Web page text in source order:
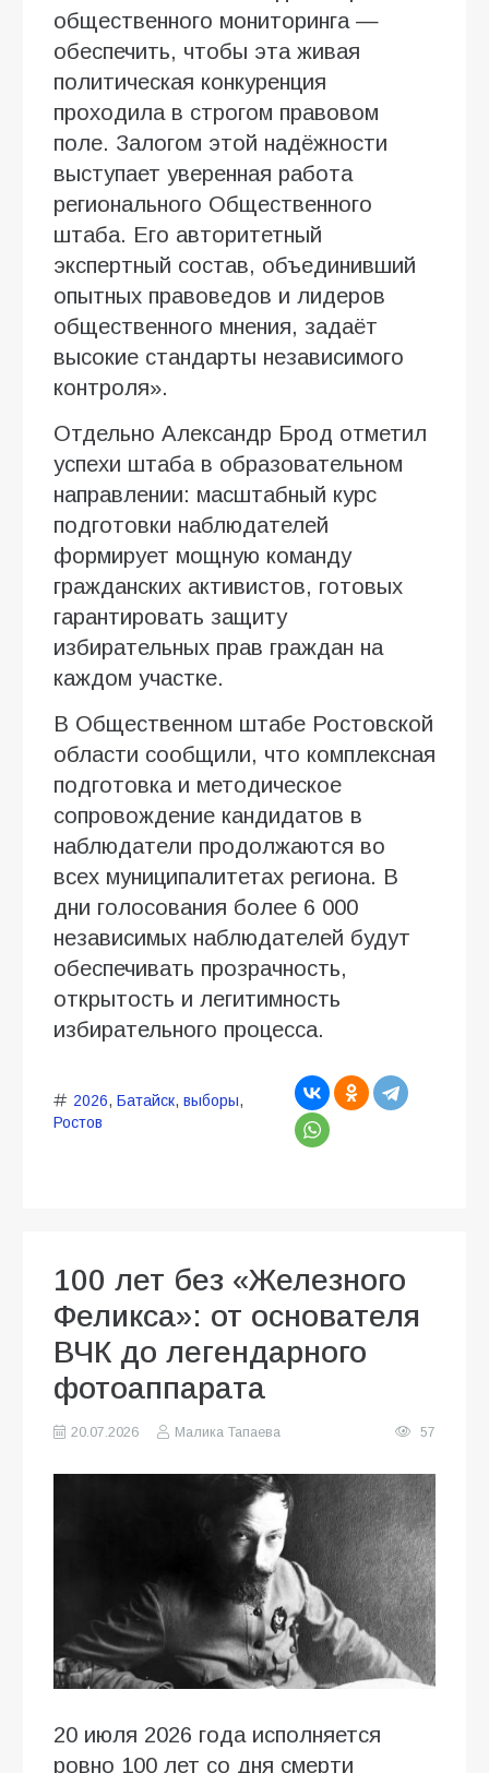
общественного мониторинга —
обеспечить, чтобы эта живая
политическая конкуренция
проходила в строгом правовом
поле. Залогом этой надёжности
выступает уверенная работа
регионального Общественного
штаба. Его авторитетный
экспертный состав, объединивший
опытных правоведов и лидеров
общественного мнения, задаёт
высокие стандарты независимого
контроля».
Отдельно Александр Брод отметил
успехи штаба в образовательном
направлении: масштабный курс
подготовки наблюдателей
формирует мощную команду
гражданских активистов, готовых
гарантировать защиту
избирательных прав граждан на
каждом участке.
В Общественном штабе Ростовской
области сообщили, что комплексная
подготовка и методическое
сопровождение кандидатов в
наблюдатели продолжаются во
всех муниципалитетах региона. В
дни голосования более 6 000
независимых наблюдателей будут
обеспечивать прозрачность,
открытость и легитимность
избирательного процесса.
2026, Батайск, выборы,
Ростов
100 лет без «Железного
Феликса»: от основателя
ВЧК до легендарного
фотоаппарата
20.07.2026 Малика Тапаева 57
20 июля 2026 года исполняется
ровно 100 лет со дня смерти